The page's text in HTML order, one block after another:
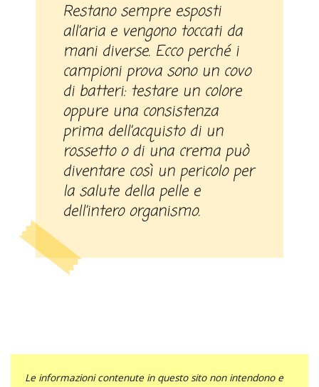
Restano sempre esposti
all’aria e vengono toccati da
mani diverse. Ecco perché i
campioni prova sono un covo
di batteri: testare un colore
oppure una consistenza
prima dell’acquisto di un
rossetto o di una crema può
diventare così un pericolo per
la salute della pelle e
dell’intero organismo.
Le informazioni contenute in questo sito non intendono e